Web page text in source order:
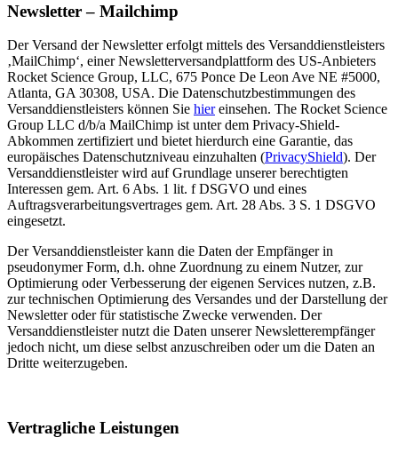
Newsletter – Mailchimp
Der Versand der Newsletter erfolgt mittels des Versanddienstleisters
‚MailChimp‘, einer Newsletterversandplattform des US-Anbieters
Rocket Science Group, LLC, 675 Ponce De Leon Ave NE #5000,
Atlanta, GA 30308, USA. Die Datenschutzbestimmungen des
Versanddienstleisters können Sie hiereinsehen. The Rocket Science
Group LLC d/b/a MailChimp ist unter dem Privacy-Shield-
Abkommen zertifiziert und bietet hierdurch eine Garantie, das
europäisches Datenschutzniveau einzuhalten (PrivacyShield). Der
Versanddienstleister wird auf Grundlage unserer berechtigten
Interessen gem. Art. 6 Abs. 1 lit. f DSGVO und eines
Auftragsverarbeitungsvertrages gem. Art. 28 Abs. 3 S. 1 DSGVO
eingesetzt.
Der Versanddienstleister kann die Daten der Empfänger in
pseudonymer Form, d.h. ohne Zuordnung zu einem Nutzer, zur
Optimierung oder Verbesserung der eigenen Services nutzen, z.B.
zur technischen Optimierung des Versandes und der Darstellung der
Newsletter oder für statistische Zwecke verwenden. Der
Versanddienstleister nutzt die Daten unserer Newsletterempfänger
jedoch nicht, um diese selbst anzuschreiben oder um die Daten an
Dritte weiterzugeben.
Vertragliche Leistungen